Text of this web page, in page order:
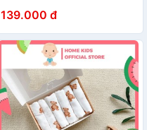
139.000 đ